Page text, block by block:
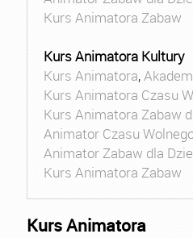
Kurs Animatora Zabaw
Kurs Animatora Kultury
Kurs Animatora,
Kurs Animatora Czasu
Kurs Animatora Zabaw
Animator Czasu
Animator Zabaw dla
Kurs Animatora Zabaw
Kurs Animatora